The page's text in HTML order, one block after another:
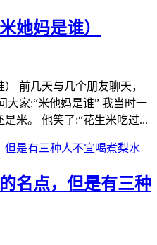
她妈是谁）
前几天与几个朋友聊天，
大家:“米他妈是谁” 我当时一
米。 他笑了:“花生米吃过...
名点，但是有三种